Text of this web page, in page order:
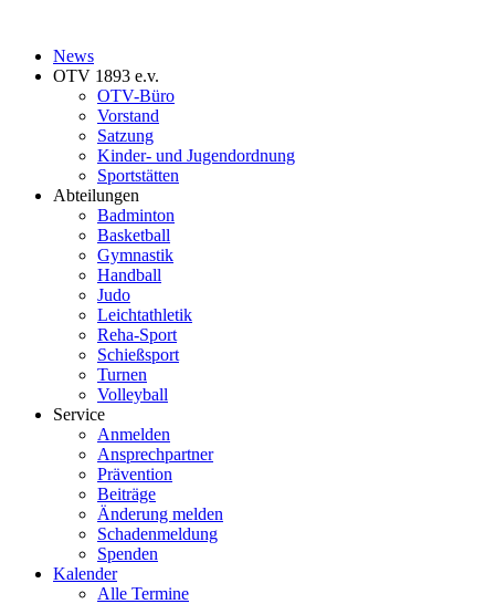
News
OTV 1893 e.v.
OTV-Büro
Vorstand
Satzung
Kinder- und Jugendordnung
Sportstätten
Abteilungen
Badminton
Basketball
Gymnastik
Handball
Judo
Leichtathletik
Reha-Sport
Schießsport
Turnen
Volleyball
Service
Anmelden
Ansprechpartner
Prävention
Beiträge
Änderung melden
Schadenmeldung
Spenden
Kalender
Alle Termine